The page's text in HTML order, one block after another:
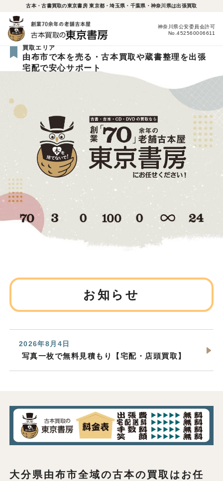
古本・古書買取の東京書房 東京都・埼玉県・千葉県・神奈川県は出張買取
神奈川県公安委員会許可
No.452560006611
買取エリア
由布市で本を売る・古本買取や蔵書整理を出張
宅配で安心サポート
お知らせ
2026年8月4日
写真一枚で無料見積もり【宅配・店頭買取】
大分県由布市全域の古本の買取はお任